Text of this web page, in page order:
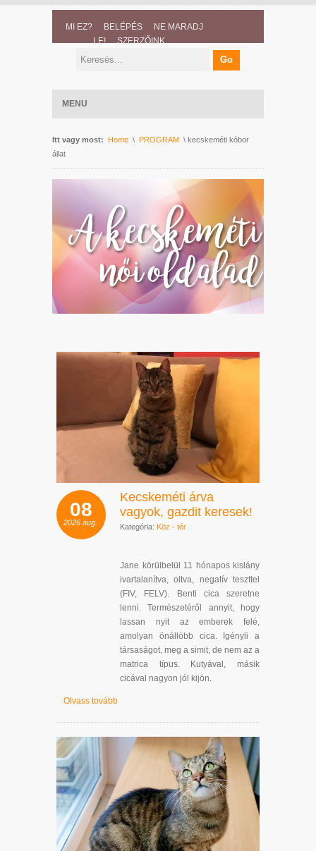
MI EZ? BELÉPÉS
NE MARADJ
LE!
SZERZŐINK
MENU
Itt vagy most: Home \ PROGRAM \ kecskeméti kóbor
állat
08
2026 aug.
Kecskeméti árva
vagyok, gazdit keresek!
Kategória: Köz - tér
Jane körülbelül 11 hónapos kislány
ivartalanítva, oltva, negatív teszttel
(FIV, FELV). Benti cica szeretne
lenni. Természetéről annyit, hogy
lassan nyit az emberek felé,
amolyan önállóbb cica. Igényli a
társaságot, meg a simit, de nem az a
matrica típus. Kutyával, másik
cicával nagyon jól kijön.
Olvass tovább